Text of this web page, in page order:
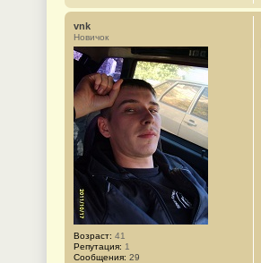
vnk
Новичок
Возраст: 41
Репутация: 1
Сообщения: 29